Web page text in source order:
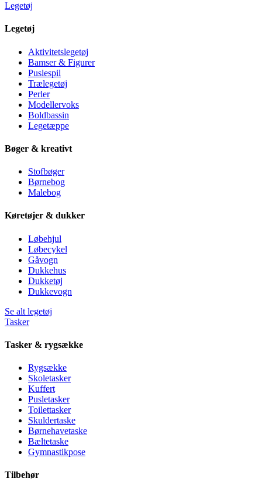
Legetøj
Legetøj
Aktivitetslegetøj
Bamser & Figurer
Puslespil
Trælegetøj
Perler
Modellervoks
Boldbassin
Legetæppe
Bøger & kreativt
Stofbøger
Børnebog
Malebog
Køretøjer & dukker
Løbehjul
Løbecykel
Gåvogn
Dukkehus
Dukketøj
Dukkevogn
Se alt legetøj
Tasker
Tasker & rygsække
Rygsække
Skoletasker
Kuffert
Pusletasker
Toilettasker
Skuldertaske
Børnehavetaske
Bæltetaske
Gymnastikpose
Tilbehør